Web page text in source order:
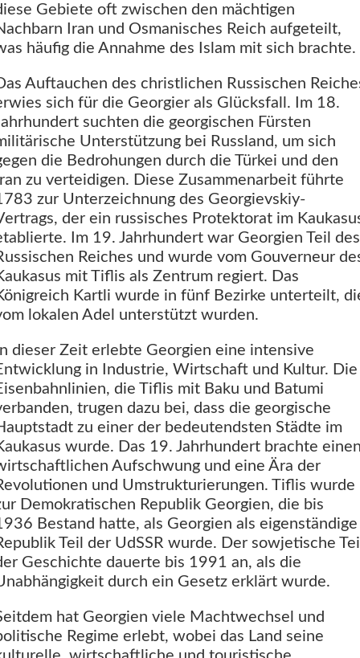
Gebiete oft zwischen den mächtigen
Iran und Osmanisches Reich aufgeteilt,
häufig die Annahme des Islam mit sich brachte.
Auftauchen des christlichen Russischen
sich für die Georgier als Glücksfall. Im 18.
suchten die georgischen Fürsten
Unterstützung bei Russland, um sich
die Bedrohungen durch die Türkei und den
zu verteidigen. Diese Zusammenarbeit führte
zur Unterzeichnung des Georgievskiy-
der ein russisches Protektorat im
Im 19. Jahrhundert war Georgien Teil des
Reiches und wurde vom Gouverneur
mit Tiflis als Zentrum regiert. Das
Kartli wurde in fünf Bezirke unterteilt,
lokalen Adel unterstützt wurden.
dieser Zeit erlebte Georgien eine intensive
in Industrie, Wirtschaft und Kultur. Die
die Tiflis mit Baku und Batumi
trugen dazu bei, dass die georgische
zu einer der bedeutendsten Städte im
wurde. Das 19. Jahrhundert brachte
Aufschwung und eine Ära der
und Umstrukturierungen. Tiflis wurde
Demokratischen Republik Georgien, die bis
Bestand hatte, als Georgien als eigenständige
Teil der UdSSR wurde. Der sowjetische
Geschichte dauerte bis 1991 an, als die
durch ein Gesetz erklärt wurde.
hat Georgien viele Machtwechsel und
Regime erlebt, wobei das Land seine